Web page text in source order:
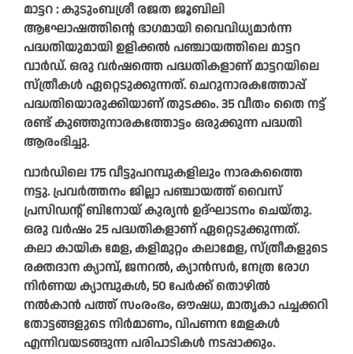
മാട്ടറ : കുടുംബശ്രീ രജത ജൂബിലി
ആഘോഷത്തിന്റെ ഭാഗമായി വൈവിധ്യമാർന്ന
പദ്ധതിയുമായി ഉളിക്കൽ പഞ്ചായത്തിലെ മാട്ടറ
വാർഡ്‌. ഒരു വർഷത്തെ പദ്ധതികളാണ്‌ മാട്ടറയിലെ
സ്‌ത്രീകൾ ഏറ്റെടുക്കുന്നത്‌. ചെറുനാരകത്തോപ്പ്‌
പദ്ധതിയൊരുക്കിയാണ്‌ തുടക്കം. 35 വീതം തൈ നട്ട്‌
രണ്ട്‌ കുഞ്ഞുനാരകത്തോട്ടം ഒരുക്കുന്ന പദ്ധതി
ആരംഭിച്ചു.
വാർഡിലെ 175 വീട്ടുപറമ്പുകളിലും നാരകത്തൈ
നട്ടു. പ്രവർത്തനം ജില്ലാ പഞ്ചായത്ത്‌ വൈസ്
പ്രസിഡന്റ്‌ ബിനോയ്‌ കുര്യൻ ഉദ്‌ഘാടനം ചെയ്‌തു.
ഒരു വർഷം 25 പദ്ധതികളാണ്‌ ഏറ്റെടുക്കുന്നത്‌.
കലാ കായിക മേള, കളിമുറ്റം കലാമേള, സ്ത്രീകളുടെ
രക്തദാന ക്യാമ്പ്, ജനറൽ, ക്യാൻസർ, നേത്ര രോഗ
നിർണയ ക്യാമ്പുകൾ, 50 പേർക്ക്‌ തൊഴിൽ
നൽകാൻ പത്ത്‌ സംരംഭം, ഔഷധ, മാതൃകാ പച്ചക്കറി
തോട്ടങ്ങളുടെ നിർമാണം, വിപണന മേളകൾ
എന്നിവയടങ്ങുന്ന പരിപാടികൾ നടപ്പാക്കും.